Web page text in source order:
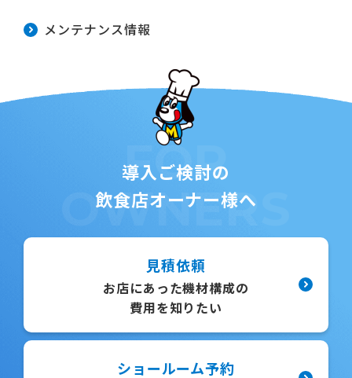
メンテナンス情報
導入ご検討の
飲食店オーナー様へ
FOR
OWNERS
見積依頼
お店にあった機材構成の
費用を知りたい
ショールーム予約